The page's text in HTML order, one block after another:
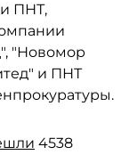
ПНТ,
"Новомор
и ПНТ
4538